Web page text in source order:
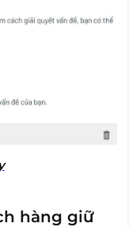
hàng giữ